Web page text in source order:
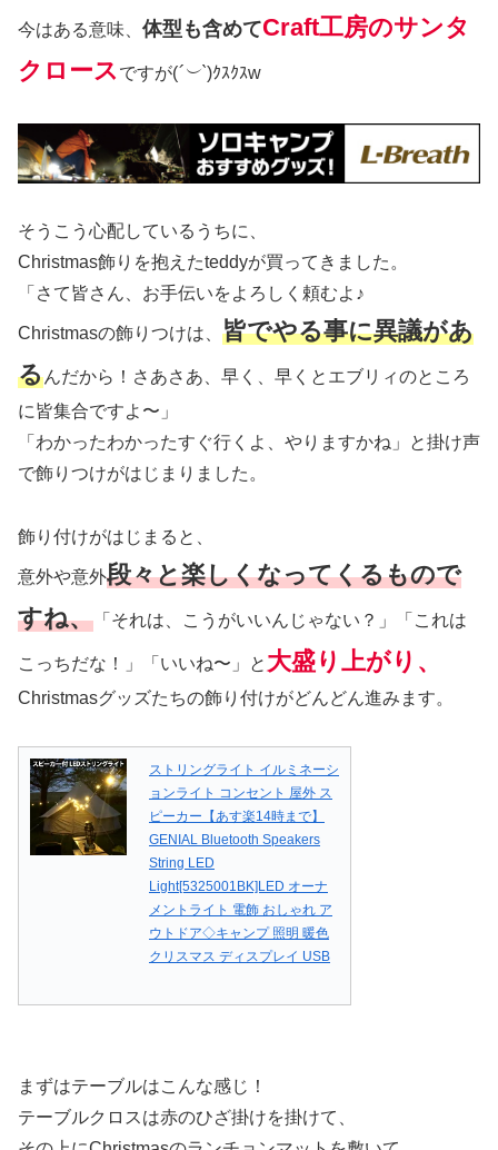
今はある意味、 体型も含めてCraft工房のサンタ
クロース ですが(´︶`)ｸｽｸｽw
そうこう心配しているうちに、
Christmas飾りを抱えたteddyが買ってきました。
「さて皆さん、お手伝いをよろしく頼むよ♪
Christmasの飾りつけは、 皆でやる事に異議があ
るんだから！さあさあ、早く、早くとエブリィのところ
に皆集合ですよ〜」
「わかったわかったすぐ行くよ、やりますかね」と掛け声
で飾りつけがはじまりました。
飾り付けがはじまると、
意外や意外段々と楽しくなってくるもので
すね、 「それは、こうがいいんじゃない？」「これは
こっちだな！」「いいね〜」と 大盛り上がり、
Christmasグッズたちの飾り付けがどんどん進みます。
ストリングライト イルミネーシ
ョンライト コンセント 屋外 ス
ピーカー【あす楽14時まで】
GENIAL Bluetooth Speakers
String LED
Light[5325001BK]LED オーナ
メントライト 電飾 おしゃれ ア
ウトドア◇キャンプ 照明 暖色
クリスマス ディスプレイ USB
まずはテーブルはこんな感じ！
テーブルクロスは赤のひざ掛けを掛けて、